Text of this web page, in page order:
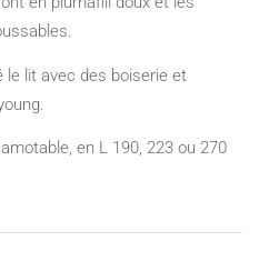
le lit avec des boiserie et
en L 190, 223 ou 270